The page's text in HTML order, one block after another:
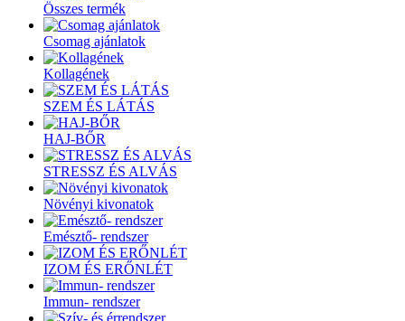
Összes termék
Csomag ajánlatok
Kollagének
SZEM ÉS LÁTÁS
HAJ-BŐR
STRESSZ ÉS ALVÁS
Növényi kivonatok
Emésztő- rendszer
IZOM ÉS ERŐNLÉT
Immun- rendszer